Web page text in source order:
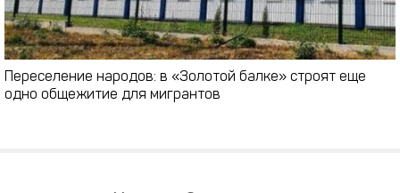
Переселение народов: в «Золотой балке» строят еще
одно общежитие для мигрантов